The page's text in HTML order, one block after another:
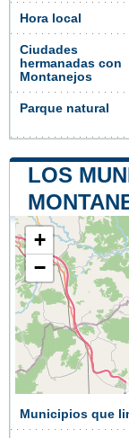
Hora local
Ciudades
hermanadas con
Montanejos
Parque natural
LOS
+
−
Municipios que